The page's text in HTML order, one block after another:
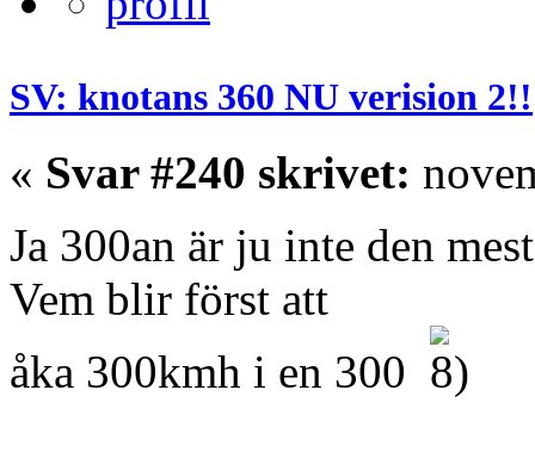
SV: knotans 360 NU verision 2!!
« Svar #240 skrivet:
Ja 300an är ju inte den
Vem blir först att
åka 300kmh i en 300